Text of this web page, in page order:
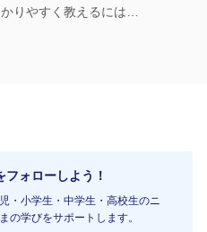
りやすく教えるには…
ォローしよう！
・小学生・中学生・高校生のニ
の学びをサポートします。